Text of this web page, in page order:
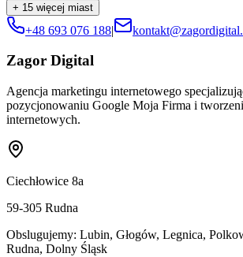
+ 15 więcej miast
+48 693 076 188|
Zagor Digital
Agencja marketingu internetowego
pozycjonowaniu Google Moja Firma i
internetowych.
Ciechłowice 8a
59-305 Rudna
Obslugujemy: Lubin, Głogów, Legnica,
Rudna, Dolny Śląsk